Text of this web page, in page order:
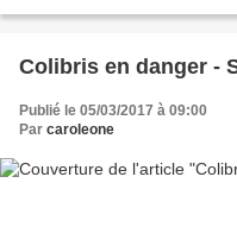
Colibris en danger -
Publié le 05/03/2017 à 09:00
Par caroleone